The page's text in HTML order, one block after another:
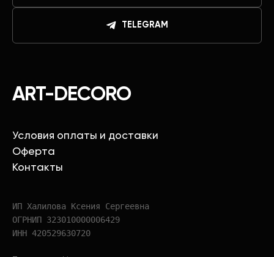
ART-DECORO
Условия оплаты и доставки
Оферта
Контакты
ИП Халилова Ксения Сергеевна
ОГРНИП 323010000006429
ИНН 420529630720
TELEGRAM